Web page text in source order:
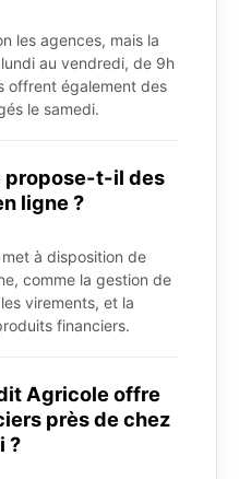
les agences, mais la
au vendredi, de 9h
offrent également des
le samedi.
propose-t-il des
ligne ?
à disposition de
comme la gestion de
virements, et la
financiers.
Agricole offre
près de chez
?